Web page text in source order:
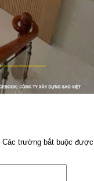
Các trường bắt buộc được